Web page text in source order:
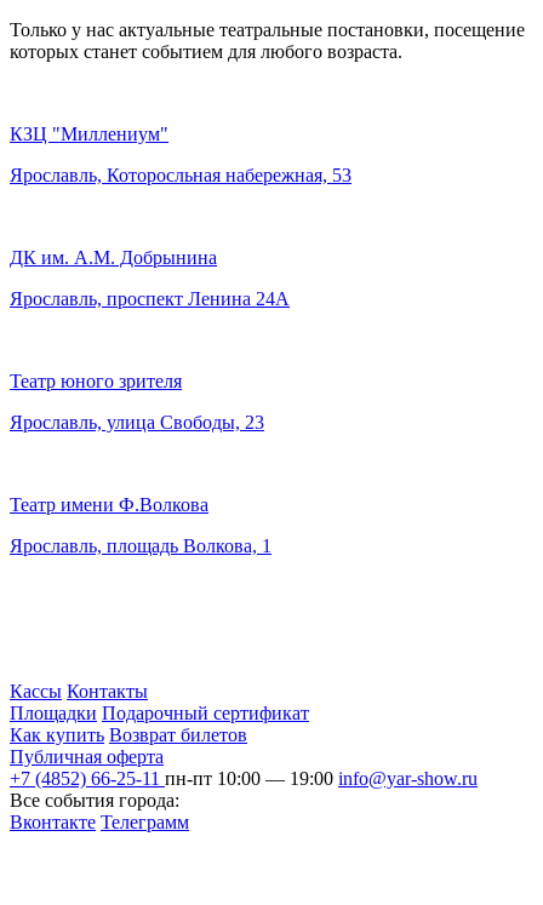
Только у нас актуальные театральные постановки, посещение
которых станет событием для любого возраста.
КЗЦ "Миллениум"
Ярославль, Которосльная набережная, 53
ДК им. А.М. Добрынина
Ярославль, проспект Ленина 24А
Театр юного зрителя
Ярославль, улица Свободы, 23
Театр имени Ф.Волкова
Ярославль, площадь Волкова, 1
Кассы Контакты
Площадки Подарочный сертификат
Как купить Возврат билетов
Публичная оферта
+7 (4852) 66-25-11 пн-пт 10:00 — 19:00 info@yar-show.ru
Все события города:
Вконтакте Телеграмм